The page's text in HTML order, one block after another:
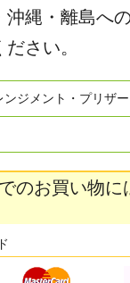
縄・離島へ
さい。
ンジメント・プリザ
のお買い物